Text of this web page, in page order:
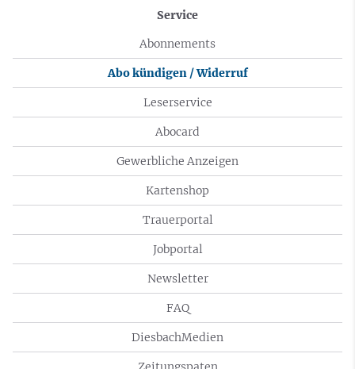
Service
Abonnements
Abo kündigen / Widerruf
Leserservice
Abocard
Gewerbliche Anzeigen
Kartenshop
Trauerportal
Jobportal
Newsletter
FAQ
DiesbachMedien